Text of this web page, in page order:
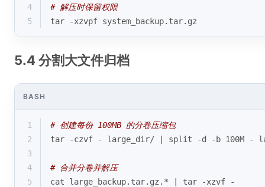
4
# 解压时保留权限
5
tar -xzvpf system_backup.tar.gz
5.4 分割大文件归档
BASH
1
# 创建每份 100MB 的分卷压缩包
2
tar -czvf - large_dir/ | split -d -b 100M -
3
4
# 合并分卷并解压
5
cat large_backup.tar.gz.* | tar -xzvf -